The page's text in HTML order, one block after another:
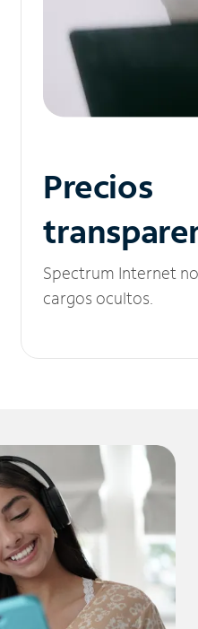
Precios
Spectrum Internet
cargos ocultos.